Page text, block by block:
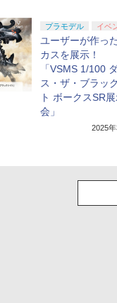
プラモデル イベ
ユーザーが作っ
カスを展示！
「VSMS 1/100
ス・ザ・ブラッ
ト ボークスSR
会」
2025